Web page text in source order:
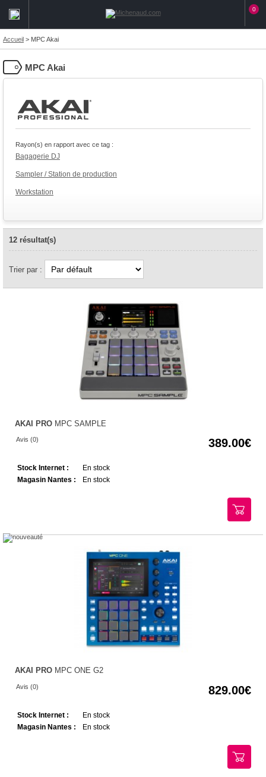
0
Accueil > MPC Akai
MPC Akai
Rayon(s) en rapport avec ce tag :
Bagagerie DJ
Sampler / Station de production
Workstation
12 résultat(s)
Trier par :
AKAI PRO MPC SAMPLE
Avis (0) 389.00
Stock Internet :
En stock
Magasin Nantes :
En stock
AKAI PRO MPC ONE G2
Avis (0) 829.00
Stock Internet :
En stock
Magasin Nantes :
En stock